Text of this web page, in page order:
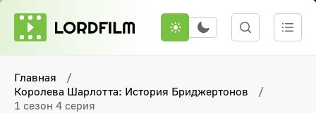
Главная
Королева Шарлотта: История Бриджертонов
1 сезон 4 серия